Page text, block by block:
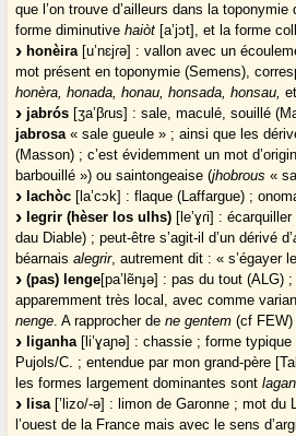
que l’on trouve d’ailleurs dans la
forme diminutivehaiòt [a’jɔt], et la forme
honèira [u’nɛjɾə] : vallon avec un
mot présent en toponymie (Semens),
honèra, honada, honau, honsada, honsau,
jabrós [ʒa’βɾus] : sale, maculé, souillé
jabrosa« sale gueule » ; ainsi que les
(Masson) ; c’est évidemment un mot
barbouillé ») ou saintongeaise (jhobrous«
lachòc [la’cɔk] : flaque (Laffargue) ;
legrir (hèser los ulhs) [le’ɣɾi] :
dau Diable) ; peut-être s’agit-il d’un dérivé d’
béarnaisalegrir, autrement dit : « s’égayer
(pas) lenge[pa’lẽnɟə] : pas du tout
apparemment très local, avec comme
nenge. A rapprocher dene gentem (cf FEW)
liganha [li’ɣaɲə] : chassie ; forme
Pujols/C. ; entendue par mon grand-père
les formes largement dominantes sont
lisa [’lizo/-ə] : limon de Garonne ; mot du
l’ouest de la France mais avec le sens